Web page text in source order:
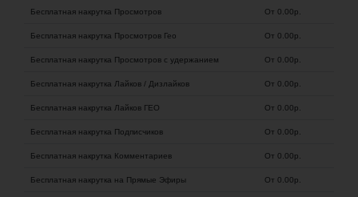
Бесплатная накрутка Просмотров От 0.00р.
Бесплатная накрутка Просмотров Гео От 0.00р.
Бесплатная накрутка Просмотров с удержанием От 0.00р.
Бесплатная накрутка Лайков / Дизлайков От 0.00р.
Бесплатная накрутка Лайков ГЕО От 0.00р.
Бесплатная накрутка Подписчиков От 0.00р.
Бесплатная накрутка Комментариев От 0.00р.
Бесплатная накрутка на Прямые Эфиры От 0.00р.